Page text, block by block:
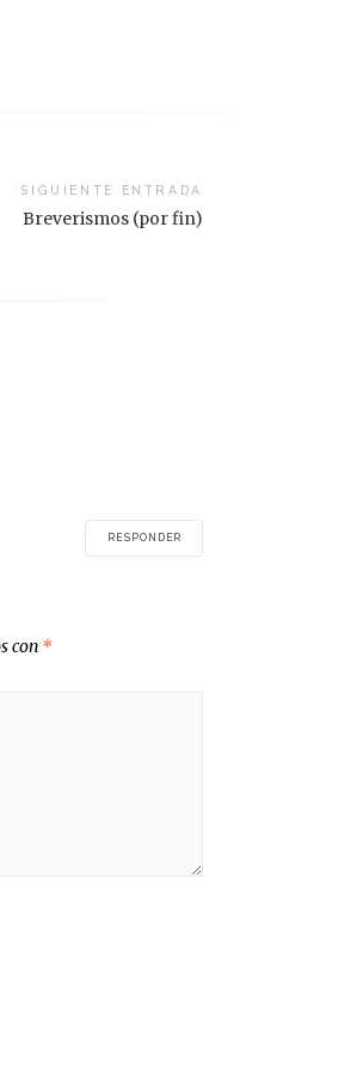
SIGUIENTE ENTRADA
Breverismos (por fin)
RESPONDER
con *